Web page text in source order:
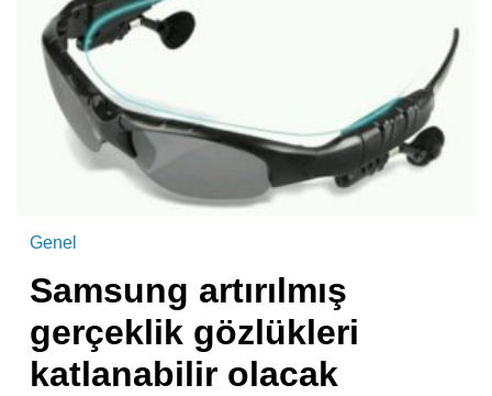
Genel
Samsung artırılmış
gerçeklik gözlükleri
katlanabilir olacak